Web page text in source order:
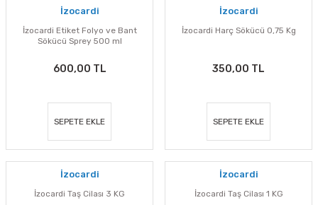
İzocardi
İzocardi Etiket Folyo ve Bant
Sökücü Sprey 500 ml
600,00 TL
SEPETE EKLE
İzocardi
İzocardi Harç Sökücü 0,75 Kg
350,00 TL
SEPETE EKLE
İzocardi
İzocardi Taş Cilası 3 KG
İzocardi
İzocardi Taş Cilası 1 KG